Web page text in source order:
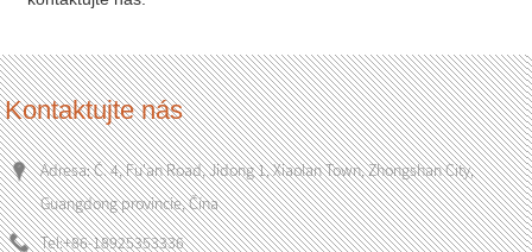
Kontaktujte nás
Adresa: Č. 4, Fu'an Road, Jidong 1, Xiaolan Town, Zhongshan City,
Guangdong provincie, Čína
Tel:+86-18925353336